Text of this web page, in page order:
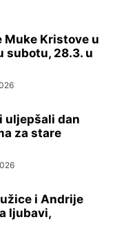
Muke Kristove u
subotu, 28.3. u
uljepšali dan
za stare
i Andrije
ljubavi,